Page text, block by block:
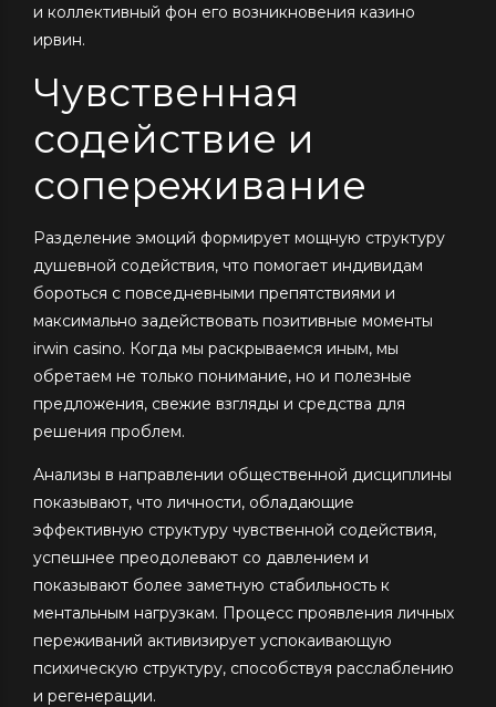
и коллективный фон его возникновения казино
ирвин.
Чувственная
содействие и
сопереживание
Разделение эмоций формирует мощную структуру
душевной содействия, что помогает индивидам
бороться с повседневными препятствиями и
максимально задействовать позитивные моменты
irwin casino. Когда мы раскрываемся иным, мы
обретаем не только понимание, но и полезные
предложения, свежие взгляды и средства для
решения проблем.
Анализы в направлении общественной дисциплины
показывают, что личности, обладающие
эффективную структуру чувственной содействия,
успешнее преодолевают со давлением и
показывают более заметную стабильность к
ментальным нагрузкам. Процесс проявления личных
переживаний активизирует успокаивающую
психическую структуру, способствуя расслаблению
и регенерации.